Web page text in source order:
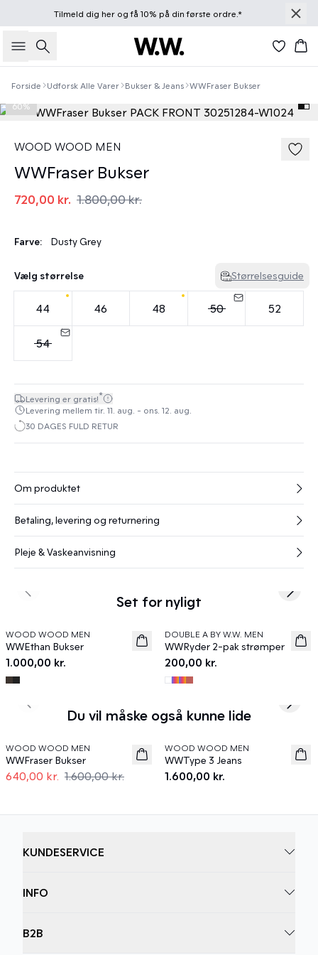
Tilmeld dig herog få 10% på din første ordre.*
Søg
Forside Udforsk Alle Varer Bukser & Jeans WWFraser Bukser
60%
WOOD WOOD MEN
WWFraser Bukser
720,00 kr. 1.800,00 kr.
Farve: Dusty Grey
Vælg størrelse Størrelsesguide
44 46 48 50 52
54
Levering er gratis!*
Levering mellem tir. 11. aug. - ons. 12. aug.
30 DAGES FULD RETUR
Om produktet
Betaling, levering og returnering
Pleje & Vaskeanvisning
Set for nyligt
News
WOOD WOOD MEN
WWEthan Bukser
1.000,00 kr.
News
DOUBLE A BY W.W. MEN
WWRyder 2-pak strømper
200,00 kr.
Previous slide Next
Du vil måske også kunne lide
WOOD WOOD MEN
WWFraser Bukser
640,00 kr. 1.600,00 kr.
News
WOOD WOOD MEN
WWType 3 Jeans
1.600,00 kr.
Previous slide Next
KUNDESERVICE
INFO
B2B